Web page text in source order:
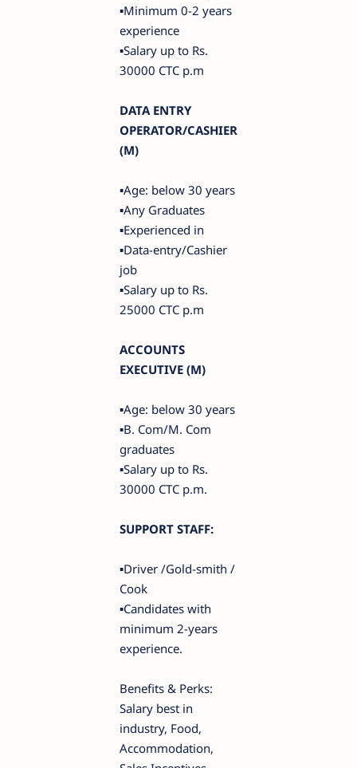
▪️Minimum 0-2 years
experience
▪️Salary up to Rs.
30000 CTC p.m
DATA ENTRY
OPERATOR/CASHIER
(M)
▪️Age: below 30 years
▪️Any Graduates
▪️Experienced in
▪️Data-entry/Cashier
job
▪️Salary up to Rs.
25000 CTC p.m
ACCOUNTS
EXECUTIVE (M)
▪️Age: below 30 years
▪️B. Com/M. Com
graduates
▪️Salary up to Rs.
30000 CTC p.m.
SUPPORT STAFF:
▪️Driver /Gold-smith /
Cook
▪️Candidates with
minimum 2-years
experience.
Benefits & Perks:
Salary best in
industry, Food,
Accommodation,